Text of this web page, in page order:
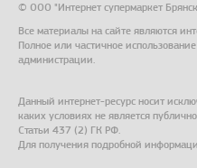
© ООО "Интернет супермаркет
Все материалы на сайте являются
Полное или частичное
администрации.
Данный интернет-ресурс носит
каких условиях не является
Статьи 437 (2) ГК РФ.
Для получения подробной